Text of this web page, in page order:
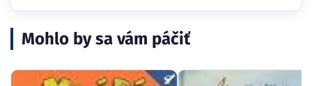
Mohlo by sa vám páčiť